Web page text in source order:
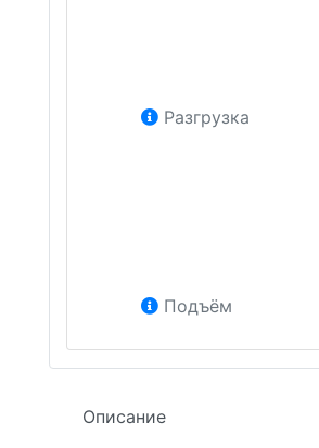
Разгрузка
Подъём
Описание